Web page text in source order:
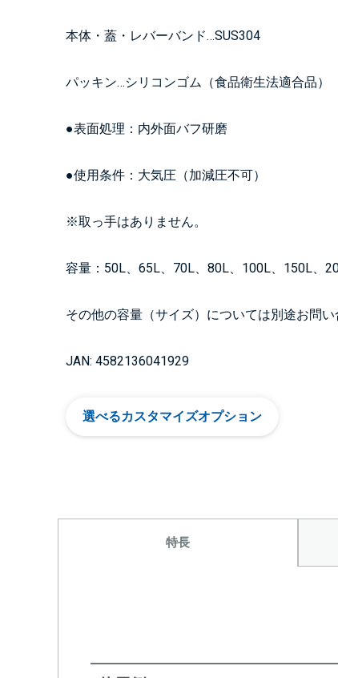
本体・蓋・レバーバンド…SUS304
パッキン…シリコンゴム（食品衛生法適合品）
●表面処理：内外面バフ研磨
●使用条件：大気圧（加減圧不可）
※取っ手はありません。
容量：50L、65L、70L、80L、100L、150L、
その他の容量（サイズ）については別途お問い
JAN: 4582136041929
選べるカスタマイズオプション
特長